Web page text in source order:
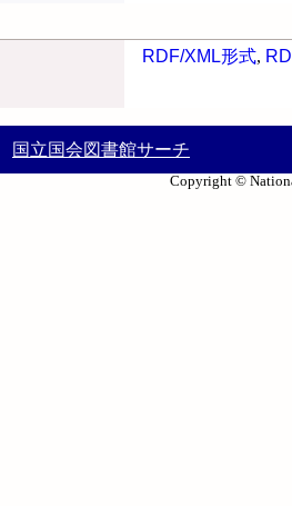
RDF/XML形式,
国立国会図書館サーチ
Copyright ©